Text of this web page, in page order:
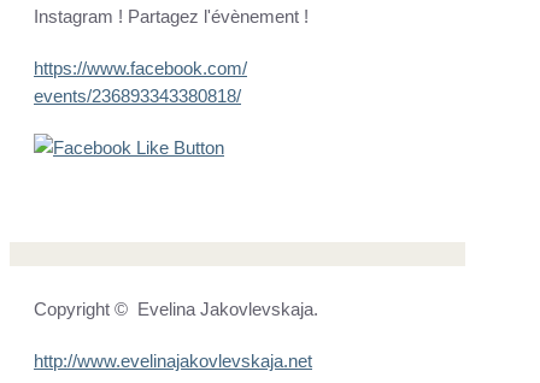
Instagram ! Partagez l'évènement !
https://www.facebook.com/
events/236893343380818/
Copyright © Evelina Jakovlevskaja.
http://www.evelinajakovlevskaja.net